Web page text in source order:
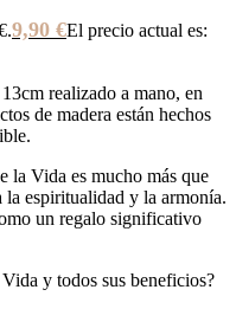
9,90 €El precio actual es:
realizado a mano, en
de madera están hechos
la Vida es mucho más que
la espiritualidad y la armonía.
un regalo significativo
y todos sus beneficios?